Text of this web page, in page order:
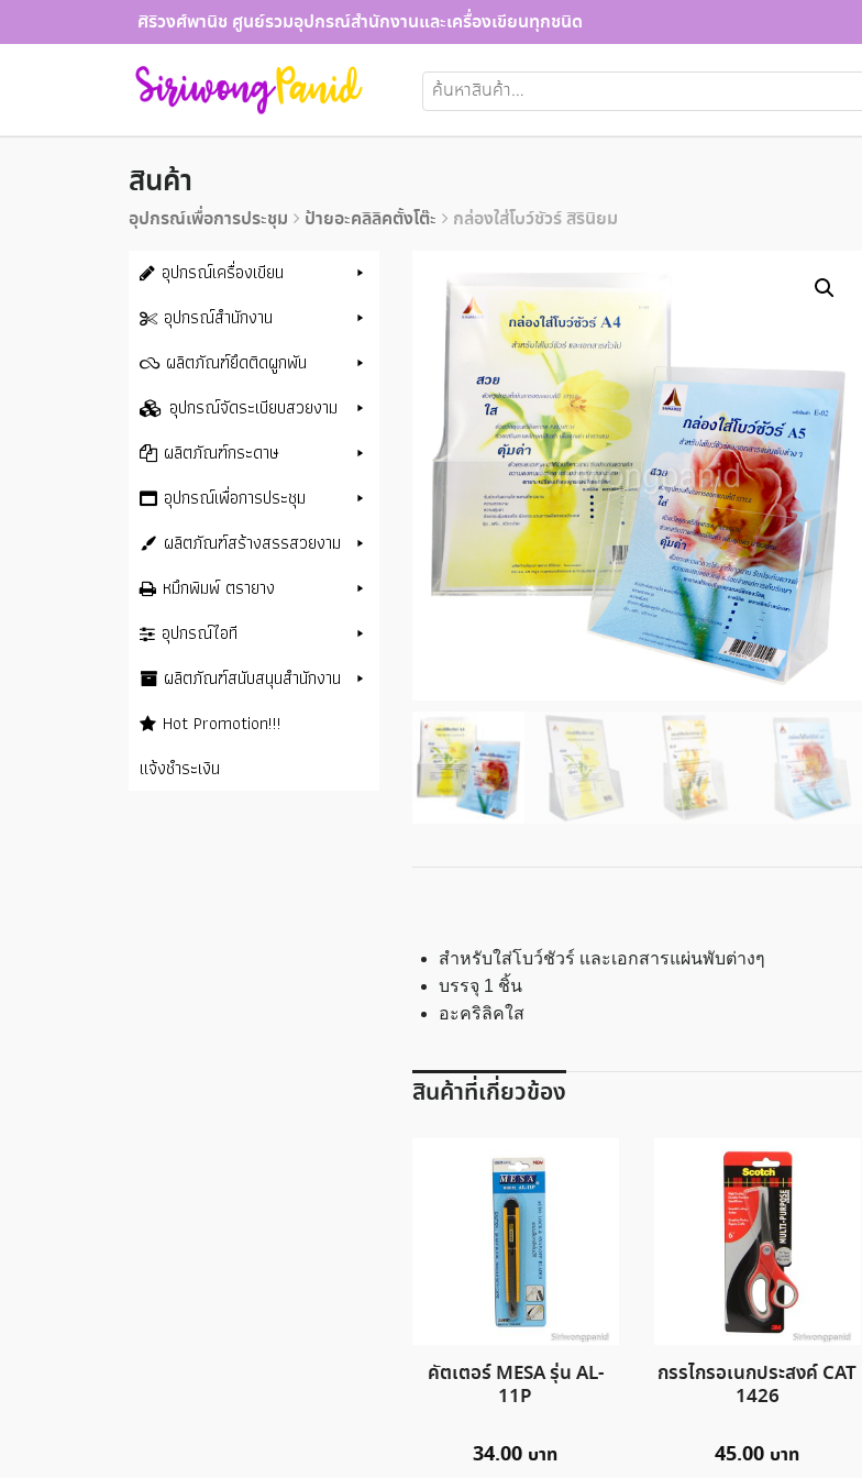
to
ศิริวงศ์พานิช ศูนย์รวมอุปกรณ์สำนักงานและเครื่องเขียนทุกชนิด
ค้นหา:
สินค้า
อุปกรณ์เพื่อการประชุม ป้ายอะคลิลิคตั้งโต๊ะ กล่องใส่โบว์ชัวร์ สิรินิยม
สำหรับใส่โบว์ชัวร์ เเละเอกสารแผ่นพับต่างๆ
บรรจุ 1 ชิ้น
อะคริลิคใส
สินค้าที่เกี่ยวข้อง
คัตเตอร์ MESA รุ่น AL-
11P
34.00
กรรไกรอเนกประสงค์ CAT
1426
45.00
อุปกรณ์เครื่องเขียน
อุปกรณ์สำนักงาน
ผลิตภัณฑ์ยึดติดผูกพัน
อุปกรณ์จัดระเบียบสวยงาม
ผลิตภัณฑ์กระดาษ
อุปกรณ์เพื่อการประชุม
ผลิตภัณฑ์สร้างสรรสวยงาม
หมึกพิมพ์ ตรายาง
อุปกรณ์ไอที
ผลิตภัณฑ์สนับสนุนสำนักงาน
Hot Promotion!!!
แจ้งชำระเงิน